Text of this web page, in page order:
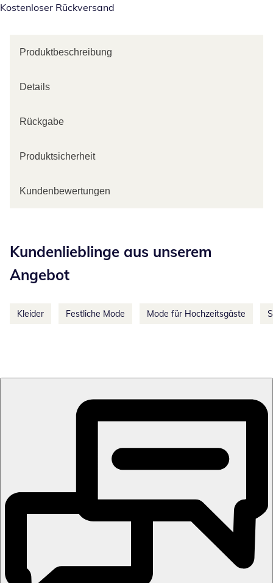
Kostenloser Rückversand
Produktbeschreibung
Details
Rückgabe
Produktsicherheit
Kundenbewertungen
Kundenlieblinge aus unserem
Angebot
Kleider Festliche Mode Mode für Hochzeitsgäste